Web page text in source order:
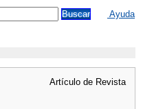
Ayuda
Artículo de Revista